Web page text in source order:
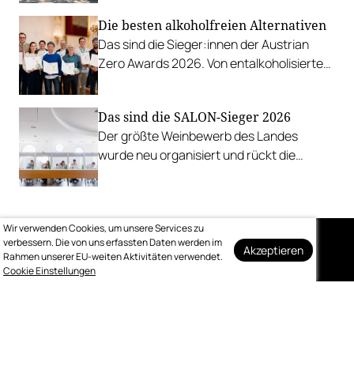
Esterhazy.
Die besten alkoholfreien Alternativen
Das sind die Sieger:innen der Austrian
Zero Awards 2026. Von entalkoholisierten
Das sind die SALON-Sieger 2026
Der größte Weinbewerb des Landes
wurde neu organisiert und rückt die
Auf dem Laufenden
Wir verwenden Cookies, um unsere Services zu
verbessern. Die von uns erfassten Daten werden im
Rahmen unserer EU-weiten Aktivitäten verwendet.
Cookie Einstellungen
Akzeptieren